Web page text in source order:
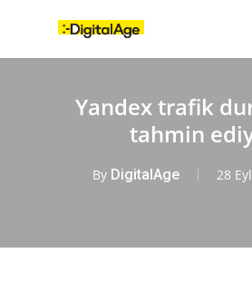
content
Yandex trafik
tahmin
By DigitalAge 28